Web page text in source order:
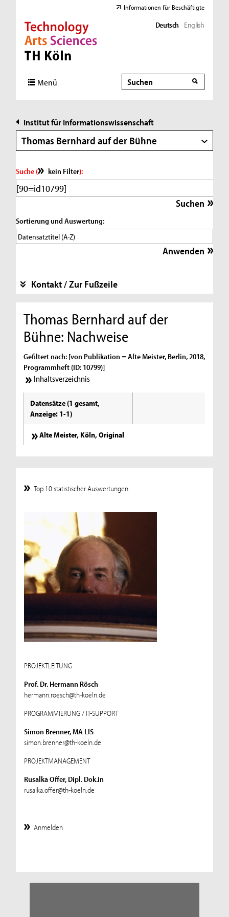
Direkt zur Hauptnavigation
Direkt zur Subnavigation
Direkt zum Inhalt
Direkt zum Fußbereich
Informationen für Beschäftigte
Deutsch English
Menü Suche
Suche
Institut für Informationswissenschaft
Thomas Bernhard auf der Bühne
Suche ( kein Filter):
Sortierung und Auswertung:
Kontakt / Zur Fußzeile
Thomas Bernhard auf der
Bühne: Nachweise
Gefiltert nach: [von Publikation = Alte Meister, Berlin, 2018,
Programmheft (ID: 10799)]
Inhaltsverzeichnis
Datensätze (1 gesamt,
Anzeige: 1-1)
Alte Meister, Köln, Original
Top 10 statistischer Auswertungen
PROJEKTLEITUNG
Prof. Dr. Hermann Rösch
hermann.roesch@th-koeln.de
PROGRAMMIERUNG / IT-SUPPORT
Simon Brenner, MA LIS
simon.brenner@th-koeln.de
PROJEKTMANAGEMENT
Rusalka Offer, Dipl. Dok.in
rusalka.offer@th-koeln.de
Anmelden